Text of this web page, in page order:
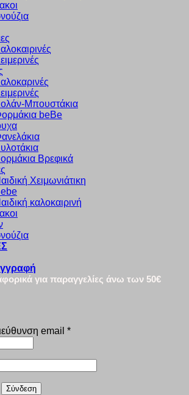
Μπουστάκια
beBe
Βρεφικά
Χειμωνιάτικη
καλοκαιρινή
για παραγγελίες άνω των 50€
email *Απαιτείται
Σύνδεση